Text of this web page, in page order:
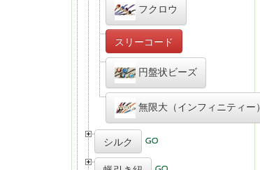
フクロウ
スリーコード
円盤状ビーズ
無限大（インフィニティー）
シルク